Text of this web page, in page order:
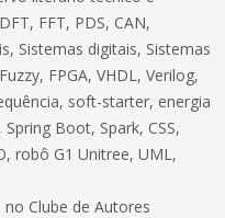
FFT, PDS, CAN,
Sistemas digitais, Sistemas
FPGA, VHDL, Verilog,
soft-starter, energia
Spring Boot, Spark, CSS,
robô G1 Unitree, UML,
Clube de Autores